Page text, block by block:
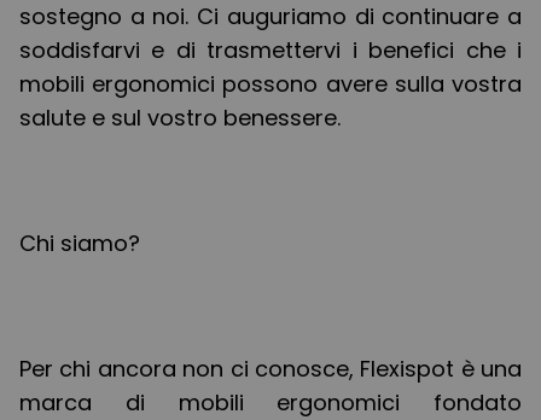
sostegno a noi. Ci auguriamo di continuare a
soddisfarvi e di trasmettervi i benefici che i
mobili ergonomici possono avere sulla vostra
salute e sul vostro benessere.
Chi siamo?
Per chi ancora non ci conosce, Flexispot è una
marca di mobili ergonomici fondato